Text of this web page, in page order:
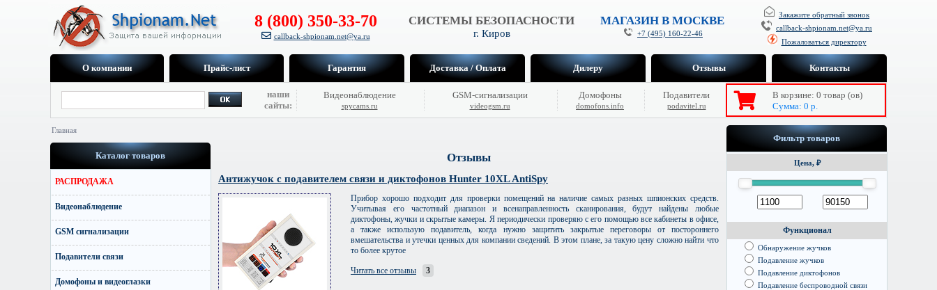
8 (800) 350-33-70
callback-shpionam.net@ya.ru
СИСТЕМЫ БЕЗОПАСНОСТИ
г. Киров
МАГАЗИН В МОСКВЕ
+7 (495) 160-22-46
Закажите обратный звонок
callback-shpionam.net@ya.ru
Пожаловаться директору
О компании Прайс-лист Гарантия Доставка / Оплата Дилеру Отзывы Контакты
наши
сайты:
Видеонаблюдение
spycams.ru
GSM-сигнализации
videogsm.ru
Домофоны
domofons.info
Подавители
podavitel.ru
В корзине: 0 товар (ов)
Сумма: 0 р.
Главная
Каталог товаров
РАСПРОДАЖА
Видеонаблюдение
GSM сигнализации
Подавители связи
Домофоны и видеоглазки
Отзывы
Антижучок c подавителем связи и диктофонов Hunter 10XL AntiSpy
Прибор хорошо подходит для проверки помещений на наличие самых разных шпионских средств.
Учитывая его частотный диапазон и всенаправленность сканирования, будут найдены любые
диктофоны, жучки и скрытые камеры. Я периодически проверяю с его помощью все кабинеты в офисе,
а также использую подавитель, когда нужно защитить закрытые переговоры от постороннего
вмешательства и утечки ценных для компании сведений. В этом плане, за такую цену сложно найти что
то более крутое
Читать все отзывы 3
Фильтр товаров
Цена, ₽
Функционал
Обнаружение жучков
Подавление жучков
Подавление диктофонов
Подавление беспроводной связи